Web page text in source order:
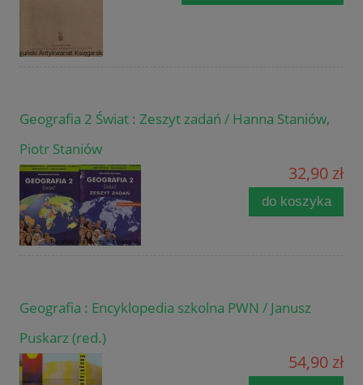
Geografia 2 Świat : Zeszyt zadań / Hanna Staniów,
Piotr Staniów
32,90 zł
do koszyka
Geografia : Encyklopedia szkolna PWN / Janusz
Puskarz (red.)
54,90 zł